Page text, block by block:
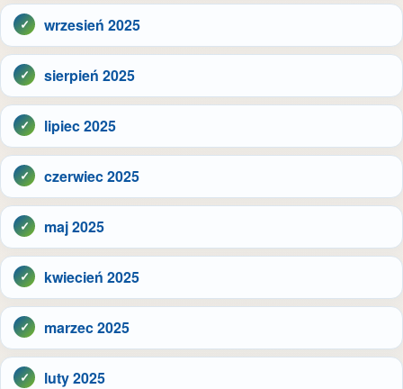
wrzesień 2025
sierpień 2025
lipiec 2025
czerwiec 2025
maj 2025
kwiecień 2025
marzec 2025
luty 2025